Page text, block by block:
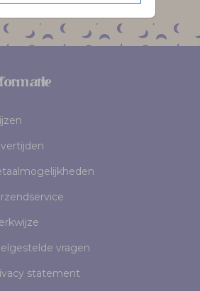
vragen
statement